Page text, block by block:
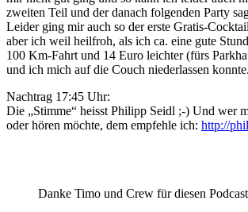
zweiten Teil und der danach folgenden Party
Leider ging mir auch so der erste Gratis-
aber ich weil heilfroh, als ich ca. eine gute
100 Km-Fahrt und 14 Euro leichter (fürs
und ich mich auf die Couch niederlassen
Nachtrag 17:45 Uhr:
Die „Stimme“ heisst Philipp Seidl ;-) Und wer
oder hören möchte, dem empfehle ich: http://
Danke Timo und Crew für diesen